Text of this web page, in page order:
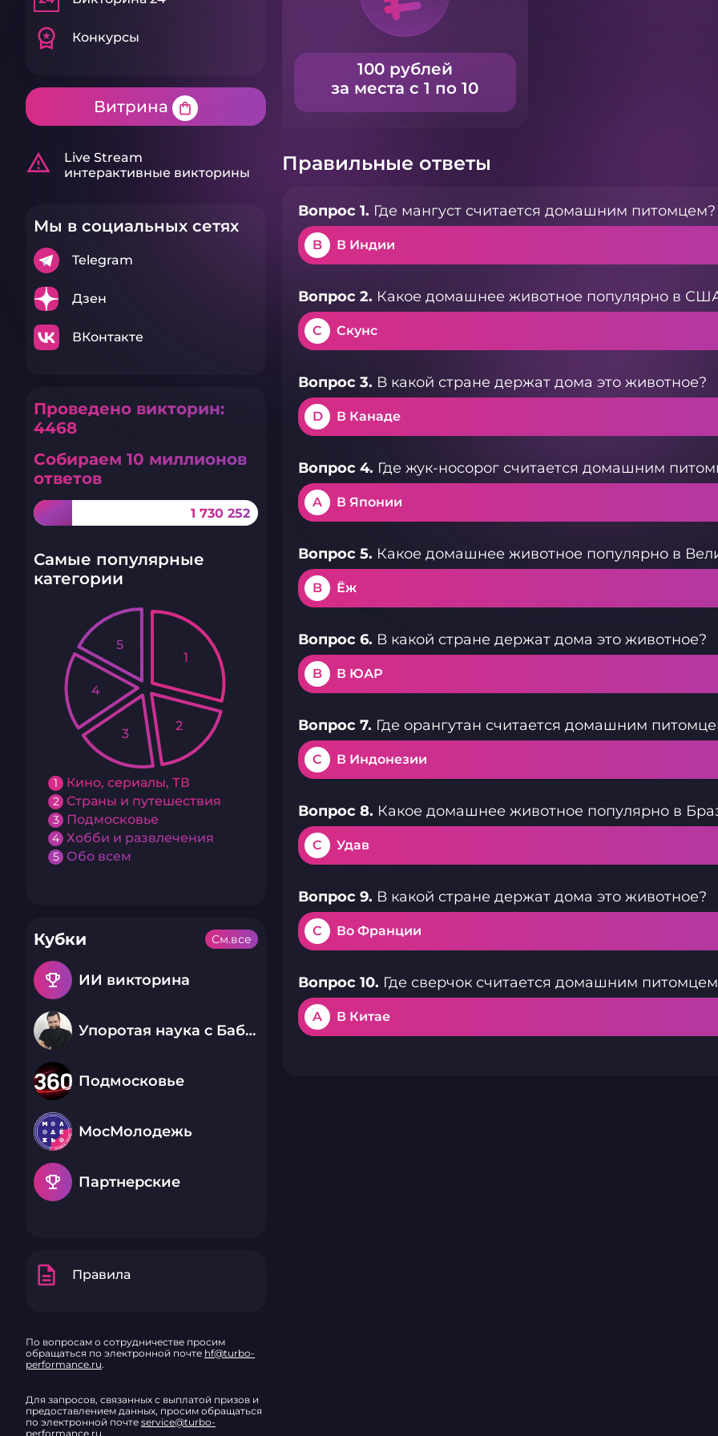
workspace_premium Конкурсы
Витрина shopping_bag
warning_amber
Live Stream
интерактивные викторины
Мы в социальных сетях
Telegram
Дзен
ВКонтакте
Проведено викторин:
4468
Собираем 10 миллионов
ответов
1 730 252
Самые популярные
категории
1 Кино, сериалы, ТВ
2 Страны и путешествия
3 Подмосковье
4 Хобби и развлечения
5 Обо всем
1
2
3
4
5
Кубки
emoji_events ИИ викторина
Упоротая наука с Бабаем Лютым
Подмосковье
МосМолодежь
emoji_events Партнерские
См.все
description Правила
По вопросам о сотрудничестве просим
обращаться по электронной почте hf@turbo-
performance.ru.
Для запросов, связанных с выплатой призов и
предоставлением данных, просим обращаться
по электронной почте service@turbo-
performance.ru.
100 рублей
за места с 1 по 10
Правильные ответы
Вопрос 1. Где мангуст считается домашним питомцем?
B В Индии
Вопрос 2. Какое домашнее животное популярно в
C Скунс
Вопрос 3. В какой стране держат дома это животное?
D В Канаде
Вопрос 4. Где жук-носорог считается домашним
A В Японии
Вопрос 5. Какое домашнее животное популярно в
B Ёж
Вопрос 6. В какой стране держат дома это животное?
B В ЮАР
Вопрос 7. Где орангутан считается домашним
C В Индонезии
Вопрос 8. Какое домашнее животное популярно в
C Удав
Вопрос 9. В какой стране держат дома это животное?
C Во Франции
Вопрос 10. Где сверчок считается домашним
A В Китае